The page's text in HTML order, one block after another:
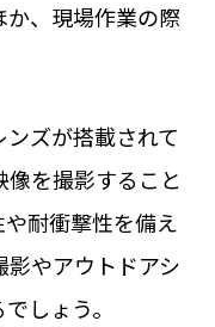
か、現場作業の際
ズが搭載されて
を撮影すること
耐衝撃性を備え
やアウトドアシ
しょう。